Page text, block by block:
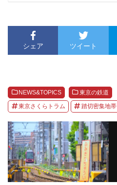
シェア ツイート
NEWS&TOPICS 東京の鉄道
東京さくらトラム 踏切密集地帯